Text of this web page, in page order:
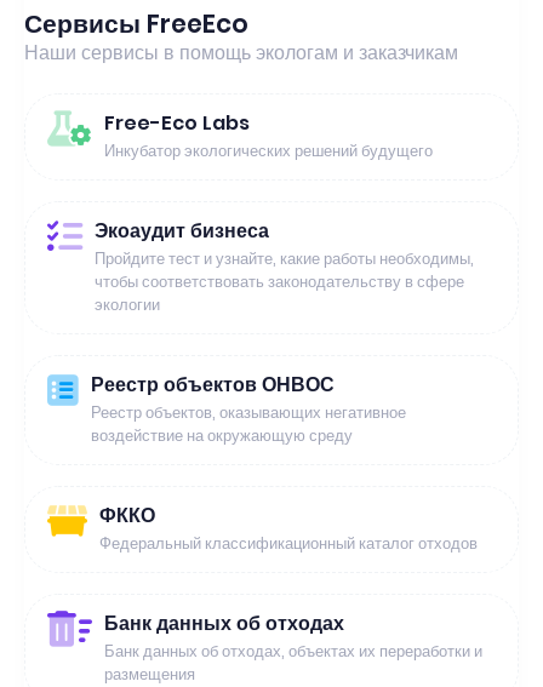
Сервисы FreeEco
Наши сервисы в помощь экологам и заказчикам
Free-Eco Labs
Инкубатор экологических решений будущего
Экоаудит бизнеса
Пройдите тест и узнайте, какие работы необходимы,
чтобы соответствовать законодательству в сфере
экологии
Реестр объектов ОНВОС
Реестр объектов, оказывающих негативное
воздействие на окружающую среду
ФККО
Федеральный классификационный каталог отходов
Банк данных об отходах
Банк данных об отходах, объектах их переработки и
размещения